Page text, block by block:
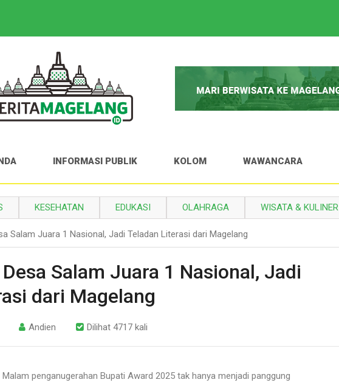
INFORMASI PUBLIK KOLOM WAWANCARA
KESEHATAN EDUKASI OLAHRAGA WISATA & KULINER
Salam Juara 1 Nasional, Jadi Teladan Literasi dari Magelang
Salam Juara 1 Nasional, Jadi
dari Magelang
Andien Dilihat 4717 kali
Malam penganugerahan Bupati Award 2025 tak hanya menjadi panggung